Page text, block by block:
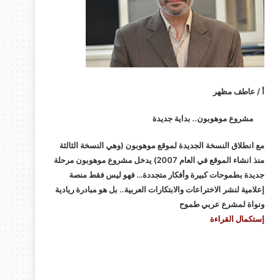
أ / عاطف مظهر
مشروع موهوبون.. بداية جديدة
مع انطلاق النسخة الجديدة لموقع موهوبون (وهي النسخة الثالثة
منذ انشاء الموقع في العام 2007) يدخل مشروع موهوبون مرحلة
جديدة بطموحات كبيرة وأفكار متجددة… فهو ليس فقط منصة
إعلامية لنشر الاختراعات والابتكارات العربية.. بل هو مبادرة ريادية
ونواة لمشرع عربي طموح
إستكمال القراءة